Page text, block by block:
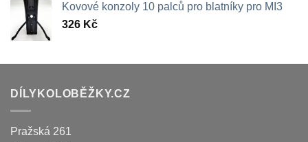
Kovové konzoly 10 palců pro blatníky pro MI3
326 Kč
DÍLYKOLOBĚŽKY.CZ
Pražská 261